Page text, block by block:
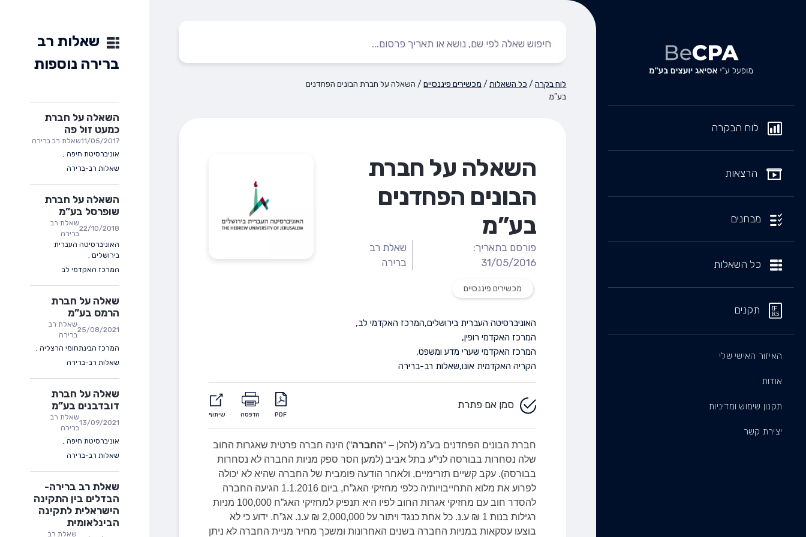
לוח הבקרה
הרצאות
מבחנים
כל השאלות
תקנים
האיזור האישי שלי
אודות
תקנון שימוש ומדיניות
יצירת קשר
לוח בקרה/ כל השאלות/ מכשירים פיננסיים/ השאלה על חברת הבונים הפחדנים
בע”מ
השאלה על חברת
הבונים הפחדנים
בע”מ
פורסם בתאריך:
31/05/2016
שאלת רב
ברירה
מכשירים פיננסיים
האוניברסיטה העברית בירושלים,המרכז האקדמי לב,
המרכז האקדמי רופין,
המרכז האקדמי שערי מדע ומשפט,
הקריה האקדמית אונו,שאלות רב-ברירה
סמן אם פתרת
PDF הדפסה שיתוף
חברת הבונים הפחדנים בע”מ (להלן – “החברה“) הינה חברה פרטית שאגרות החוב
שלה נסחרות בבורסה לני”ע בתל אביב (למען הסר ספק מניות החברה לא נסחרות
בבורסה). עקב קשיים תזרימיים, ולאחר הודעה פומבית של החברה שהיא לא יכולה
לפרוע את מלוא התחייבויותיה כלפי מחזיקי האג”ח, ביום 1.1.2016 הגיעה החברה
להסדר חוב עם מחזיקי אגרות החוב לפיו היא תנפיק למחזיקי האג”ח 100,000 מניות
רגילות בנות 1 ₪ ע.נ. כל אחת כנגד ויתור על 2,000,000 ₪ ע.נ. אג”ח. ידוע כי לא
בוצעו עסקאות במניות החברה בשנים האחרונות ומשכך מחיר מניית החברה לא ניתן
שאלות רב
ברירה נוספות
השאלה על חברת
כמעט זול פה
11/05/2017שאלת רב ברירה
אוניברסיטת חיפה ,
שאלות רב-ברירה
השאלה על חברת
שופרסל בע”מ
22/10/2018
שאלת רב
ברירה
האוניברסיטה העברית
בירושלים ,
המרכז האקדמי לב
שאלה על חברת
הרמס בע”מ
25/08/2021
שאלת רב
ברירה
המרכז הבינתחומי הרצליה ,
שאלות רב-ברירה
שאלה על חברת
דובדבנים בע”מ
13/09/2021
שאלת רב
ברירה
אוניברסיטת חיפה ,
שאלות רב-ברירה
שאלת רב ברירה-
הבדלים בין התקינה
הישראלית לתקינה
הבינלאומית
שאלת רב